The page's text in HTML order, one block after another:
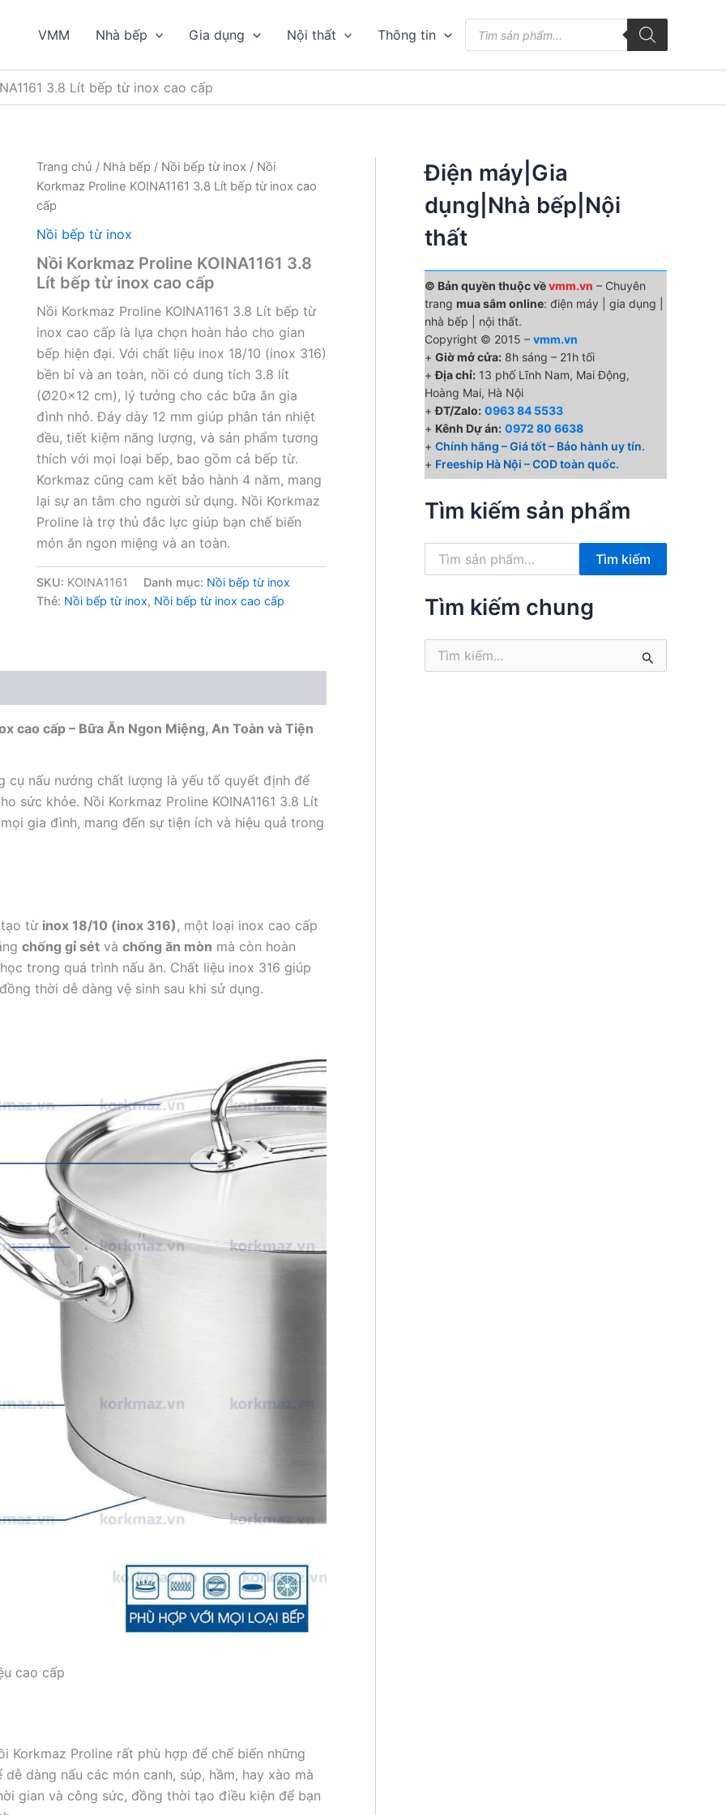
VMM Nhà bếp Gia dụng Nội thất Thông tin
kiếm
phẩm
3.8 Lít bếp từ inox cao cấp
Trang chủ / Nhà bếp / Nồi bếp từ inox / Nồi
Korkmaz Proline KOINA1161 3.8 Lít bếp từ inox cao
cấp
Nồi bếp từ inox
Nồi Korkmaz Proline KOINA1161 3.8
Lít bếp từ inox cao cấp
Nồi Korkmaz Proline KOINA1161 3.8 Lít bếp từ
inox cao cấp là lựa chọn hoàn hảo cho gian
bếp hiện đại. Với chất liệu inox 18/10 (inox 316)
bền bỉ và an toàn, nồi có dung tích 3.8 lít
(Ø20×12 cm), lý tưởng cho các bữa ăn gia
đình nhỏ. Đáy dày 12 mm giúp phân tán nhiệt
đều, tiết kiệm năng lượng, và sản phẩm tương
thích với mọi loại bếp, bao gồm cả bếp từ.
Korkmaz cũng cam kết bảo hành 4 năm, mang
lại sự an tâm cho người sử dụng. Nồi Korkmaz
Proline là trợ thủ đắc lực giúp bạn chế biến
món ăn ngon miệng và an toàn.
SKU: KOINA1161 Danh mục: Nồi bếp từ inox
Thẻ: Nồi bếp từ inox, Nồi bếp từ inox cao cấp
cao cấp – Bữa Ăn Ngon Miệng, An Toàn và Tiện
cụ nấu nướng chất lượng là yếu tố quyết định để
sức khỏe. Nồi Korkmaz Proline KOINA1161 3.8 Lít
gia đình, mang đến sự tiện ích và hiệu quả trong
từ inox 18/10 (inox 316), một loại inox cao cấp
chống gỉ sét và chống ăn mòn mà còn hoàn
trong quá trình nấu ăn. Chất liệu inox 316 giúp
thời dễ dàng vệ sinh sau khi sử dụng.
cao cấp
Korkmaz Proline rất phù hợp để chế biến những
dễ dàng nấu các món canh, súp, hầm, hay xào mà
gian và công sức, đồng thời tạo điều kiện để bạn
Điện máy|Gia
dụng|Nhà bếp|Nội
thất
© Bản quyền thuộc vềvmm.vn – Chuyên
trang mua sắm online: điện máy | gia dụng |
nhà bếp | nội thất.
Copyright © 2015 – vmm.vn
+ Giờ mở cửa: 8h sáng – 21h tối
+Địa chỉ: 13 phố Lĩnh Nam, Mai Động,
Hoàng Mai, Hà Nội
+ĐT/Zalo: 0963 84 5533
+ Kênh Dự án: 0972 80 6638
+ Chính hãng – Giá tốt – Bảo hành uy tín.
+ Freeship Hà Nội – COD toàn quốc.
Tìm kiếm sản phẩm
k
Tìm kiếm
Tìm kiếm chung